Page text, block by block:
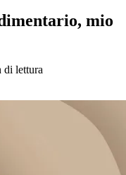
mio
di lettura